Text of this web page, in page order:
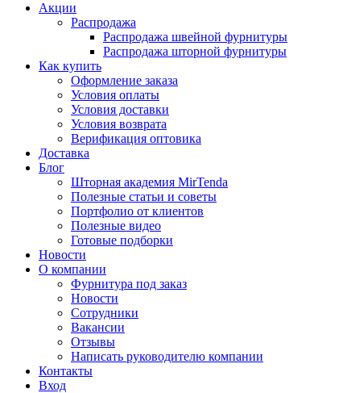
Акции
Распродажа
Распродажа швейной фурнитуры
Распродажа шторной фурнитуры
Как купить
Оформление заказа
Условия оплаты
Условия доставки
Условия возврата
Верификация оптовика
Доставка
Блог
Шторная академия MirTenda
Полезные статьи и советы
Портфолио от клиентов
Полезные видео
Готовые подборки
Новости
О компании
Фурнитура под заказ
Новости
Сотрудники
Вакансии
Отзывы
Написать руководителю компании
Контакты
Вход